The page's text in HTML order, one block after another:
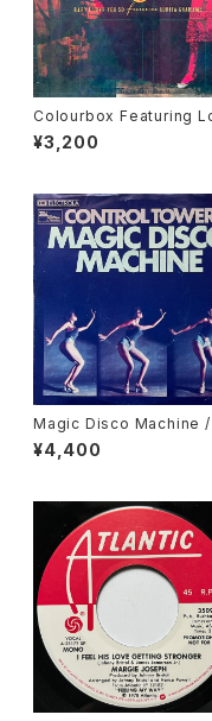
Colourbox Featuring
Grahame / Baby I Love
So
¥3,200
Magic Disco Machine /
atchin'
¥4,400